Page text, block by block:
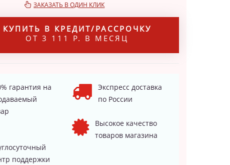
ЗАКАЗАТЬ В ОДИН КЛИК
КУПИТЬ В КРЕДИТ/РАССРОЧКУ
ОТ 3 111 Р. В МЕСЯЦ
гарантия на
Экспресс доставка
по России
Высокое качество
товаров магазина
поддержки